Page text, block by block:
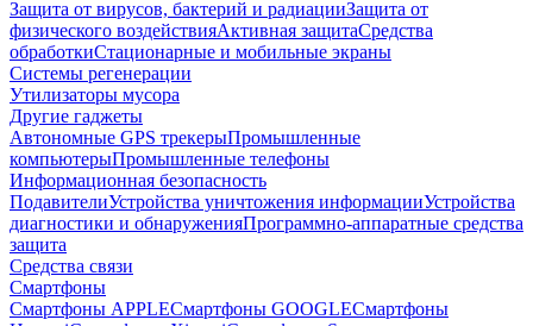
Защита от вирусов, бактерий и радиацииЗащита от
физического воздействияАктивная защитаСредства
обработкиСтационарные и мобильные экраны
Системы регенерации
Утилизаторы мусора
Другие гаджеты
Автономные GPS трекерыПромышленные
компьютерыПромышленные телефоны
Информационная безопасность
ПодавителиУстройства уничтожения информацииУстройства
диагностики и обнаруженияПрограммно-аппаратные средства
защита
Средства связи
Смартфоны
Смартфоны APPLEСмартфоны GOOGLEСмартфоны